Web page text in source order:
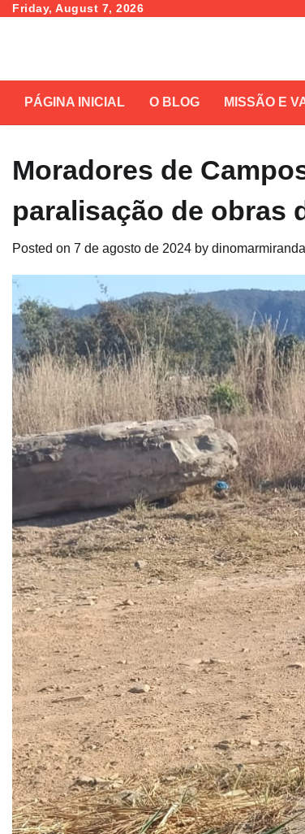
SkipFriday, August 7, 2026
PÁGINA INICIAL O BLOG MISSÃO E
Moradores de
paralisação de obras
Posted on 7 de agosto de 2024 by